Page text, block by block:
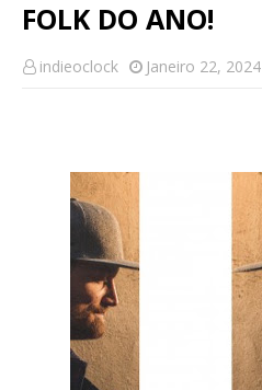
FOLK DO ANO!
indieoclock Janeiro 22, 2024